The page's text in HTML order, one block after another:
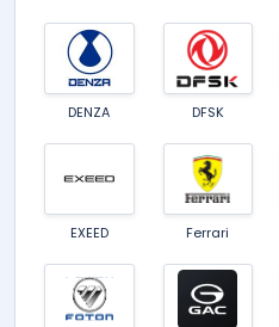
DENZA DFSK
EXEED Ferrari